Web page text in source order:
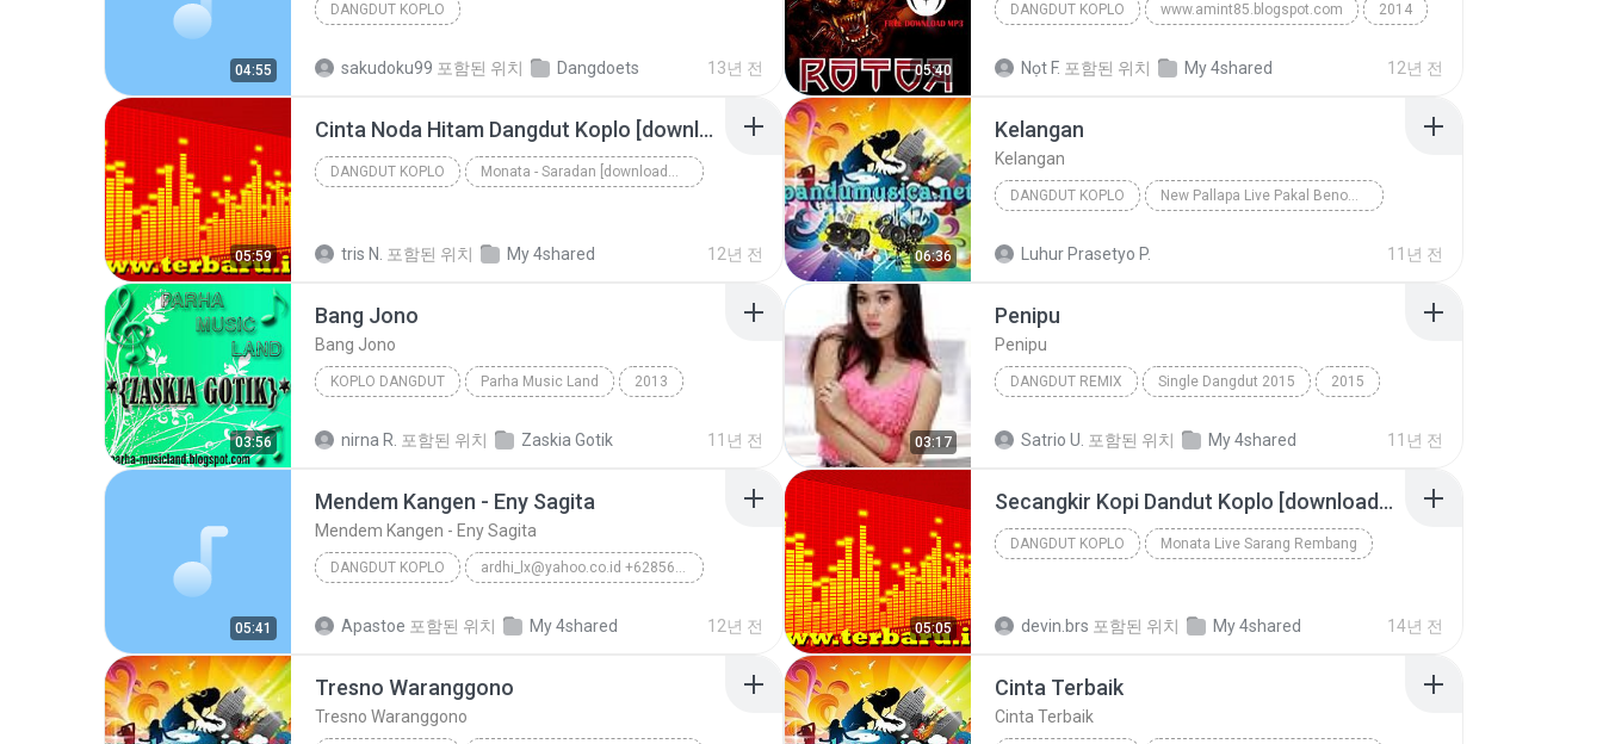
04:55
DANGDUT KOPLO
sakudoku99 포함된 위치 Dangdoets 13년 전 05:40
DANGDUT KOPLO www.amint85.blogspot.com 2014
Nọt F. 포함된 위치 My 4shared 12년 전
05:59
Cinta Noda Hitam Dangdut Koplo [downloadmp3.terbaru.in] Anjar Agustin Monata.mp3
DANGDUT KOPLO Monata - Saradan [downloadmp3.terbaru.in]
tris N. 포함된 위치 My 4shared 12년 전 06:36
Kelangan
Kelangan
DANGDUT KOPLO New Pallapa Live Pakal Benowo 2015 pandumusica.net
Luhur Prasetyo P. 11년 전
03:56
Bang Jono
Bang Jono
KOPLO DANGDUT Parha Music Land 2013
nirna R. 포함된 위치 Zaskia Gotik 11년 전 03:17
Penipu
Penipu
DANGDUT REMIX Single Dangdut 2015 2015
Satrio U. 포함된 위치 My 4shared 11년 전
05:41
Mendem Kangen - Eny Sagita
Mendem Kangen - Eny Sagita
DANGDUT KOPLO ardhi_lx@yahoo.co.id +628563433234
Apastoe 포함된 위치 My 4shared 12년 전 05:05
Secangkir Kopi Dandut Koplo [downloadmp3.terbaru.in] - Sodiq - Monata.mp3
DANGDUT KOPLO Monata Live Sarang Rembang
devin.brs 포함된 위치 My 4shared 14년 전
Tresno Waranggono
Tresno Waranggono
Cinta Terbaik
Cinta Terbaik